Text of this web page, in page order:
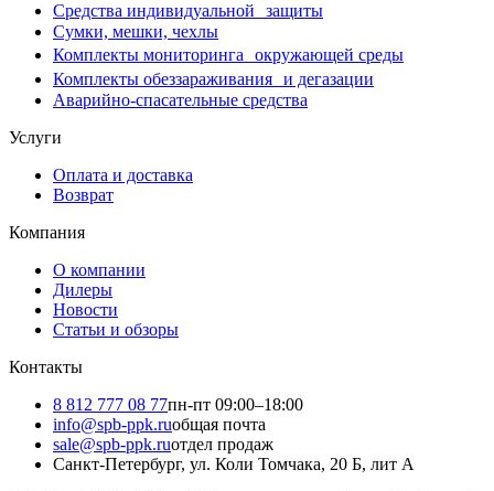
Средства индивидуальной защиты
Сумки, мешки, чехлы
Комплекты мониторинга окружающей среды
Комплекты обеззараживания и дегазации
Аварийно-спасательные средства
Услуги
Оплата и доставка
Возврат
Компания
О компании
Дилеры
Новости
Статьи и обзоры
Контакты
8 812 777 08 77пн-пт 09:00–18:00
info@spb-ppk.ruобщая почта
sale@spb-ppk.ruотдел продаж
Санкт-Петербург, ул. Коли Томчака, 20 Б, лит А